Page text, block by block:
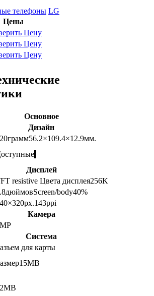
телефоны LG
Цены
Цену
Цену
Цену
Основное
Дизайн
грамм56.2×109.4×12.9мм.
Дисплей
resistive Цвета дисплея256K
дюймовScreen/body40%
px.143ppi
Камера
MP
Система
для карты
15MB